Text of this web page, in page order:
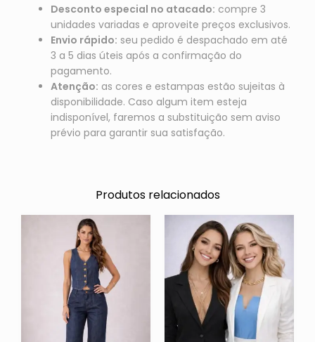
Desconto especial no atacado: compre 3
unidades variadas e aproveite preços exclusivos.
Envio rápido: seu pedido é despachado em até
3 a 5 dias úteis após a confirmação do
pagamento.
Atenção: as cores e estampas estão sujeitas à
disponibilidade. Caso algum item esteja
indisponível, faremos a substituição sem aviso
prévio para garantir sua satisfação.
Produtos relacionados